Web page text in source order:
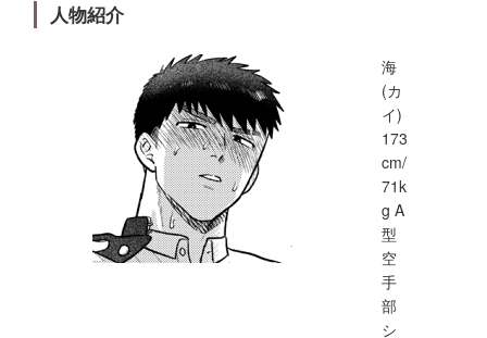
人物紹介
海
(カ
イ)
173
cm/
71k
g A
型
空
手
部
シ